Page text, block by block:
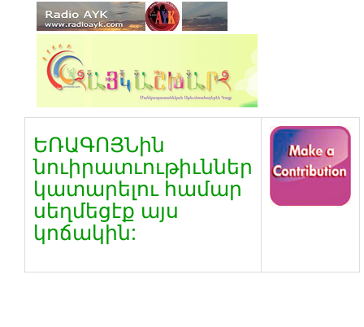
ԵՌԱԳՈՅՆին
նուիրատւութիւններ
կատարելու համար
սեղմեցէք այս
կոճակին: